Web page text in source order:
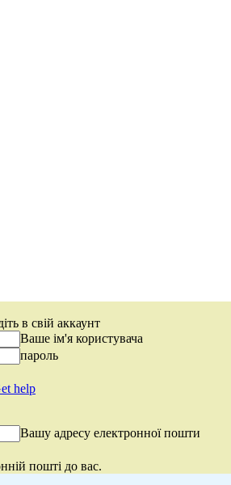
в свій аккаунт
Ваше ім'я користувача
пароль
help
Вашу адресу електронної пошти
пошті до вас.